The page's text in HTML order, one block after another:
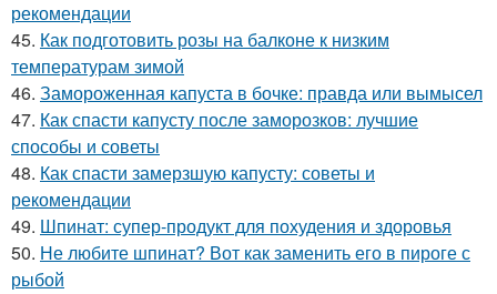
рекомендации
45. Как подготовить розы на балконе к низким
температурам зимой
46. Замороженная капуста в бочке: правда или вымысел
47. Как спасти капусту после заморозков: лучшие
способы и советы
48. Как спасти замерзшую капусту: советы и
рекомендации
49. Шпинат: супер-продукт для похудения и здоровья
50. Не любите шпинат? Вот как заменить его в пироге с
рыбой